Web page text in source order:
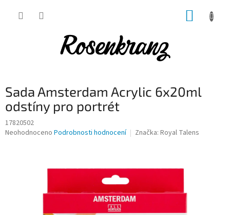
Sada Amsterdam Acrylic 6x20ml
odstíny pro portrét
17820502
Průměrné
Neohodnoceno Podrobnosti hodnocení Značka: Royal Talens